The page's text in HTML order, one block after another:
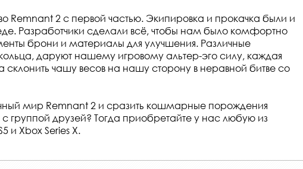
Remnant 2 с первой частью. Экипировка и прокачка были и
Разработчики сделали всё, чтобы нам было комфортно
брони и материалы для улучшения. Различные
даруют нашему игровому альтер-эго силу, каждая
склонить чашу весов на нашу сторону в неравной битве со
мир Remnant 2 и сразить кошмарные порождения
группой друзей? Тогда приобретайте у нас любую из
и Xbox Series X.